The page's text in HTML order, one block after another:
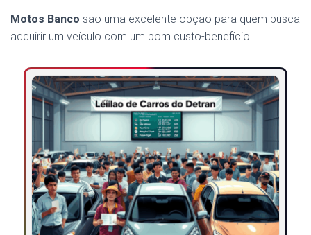
T
Motos Banco são uma excelente opção para quem busca
adquirir um veículo com um bom custo-benefício.